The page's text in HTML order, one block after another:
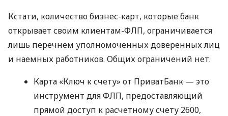
Кстати, количество бизнес-карт, которые банк
открывает своим клиентам-ФЛП, ограничивается
лишь перечнем уполномоченных доверенных лиц
и наемных работников. Общих ограничений нет.
Карта «Ключ к счету» от ПриватБанк — это
инструмент для ФЛП, предоставляющий
прямой доступ к расчетному счету 2600,